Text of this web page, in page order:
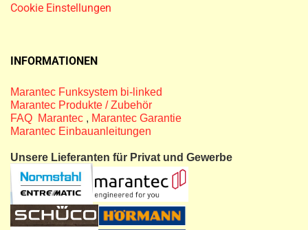
Cookie Einstellungen
INFORMATIONEN
Marantec Funksystem bi-linked
Marantec Produkte / Zubehör
FAQ Marantec , Marantec Garantie
Marantec Einbauanleitungen
Unsere Lieferanten für Privat und Gewerbe